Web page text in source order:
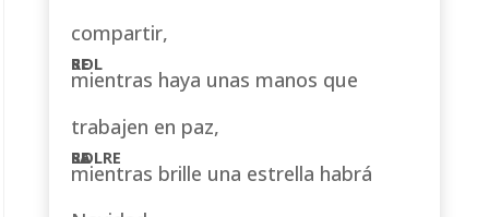
compartir,
mientras haya unas manos que
trabajen en paz,
mientras brille una estrella habrá